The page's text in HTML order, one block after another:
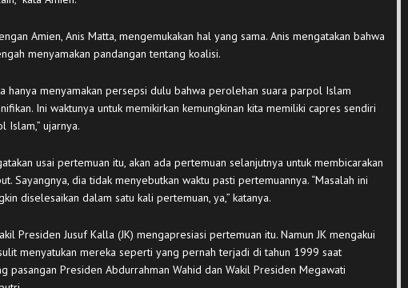
Amien, Anis Matta, mengemukakan hal yang sama. Anis mengatakan bahwa
menyamakan pandangan tentang koalisi.
hanya menyamakan persepsi dulu bahwa perolehan suara parpol Islam
Ini waktunya untuk memikirkan kemungkinan kita memiliki capres sendiri
Islam,” ujarnya.
usai pertemuan itu, akan ada pertemuan selanjutnya untuk membicarakan
Sayangnya, dia tidak menyebutkan waktu pasti pertemuannya. “Masalah ini
diselesaikan dalam satu kali pertemuan, ya,” katanya.
Presiden Jusuf Kalla (JK) mengapresiasi pertemuan itu. Namun JK mengakui
menyatukan mereka seperti yang pernah terjadi di tahun 1999 saat
pasangan Presiden Abdurrahman Wahid dan Wakil Presiden Megawati